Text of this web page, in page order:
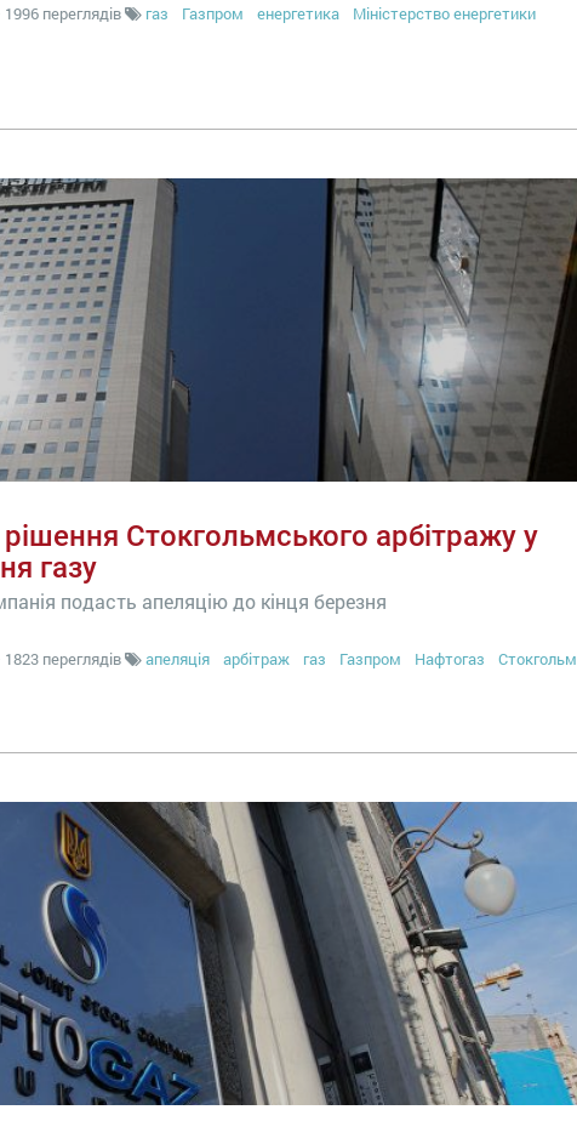
переглядів газ Газпром енергетика
Міністерство енергетики
Стокгольмського арбітражу у
газу
подасть апеляцію до кінця березня
переглядів апеляція арбітраж газ Газпром Нафтогаз Стокгольм